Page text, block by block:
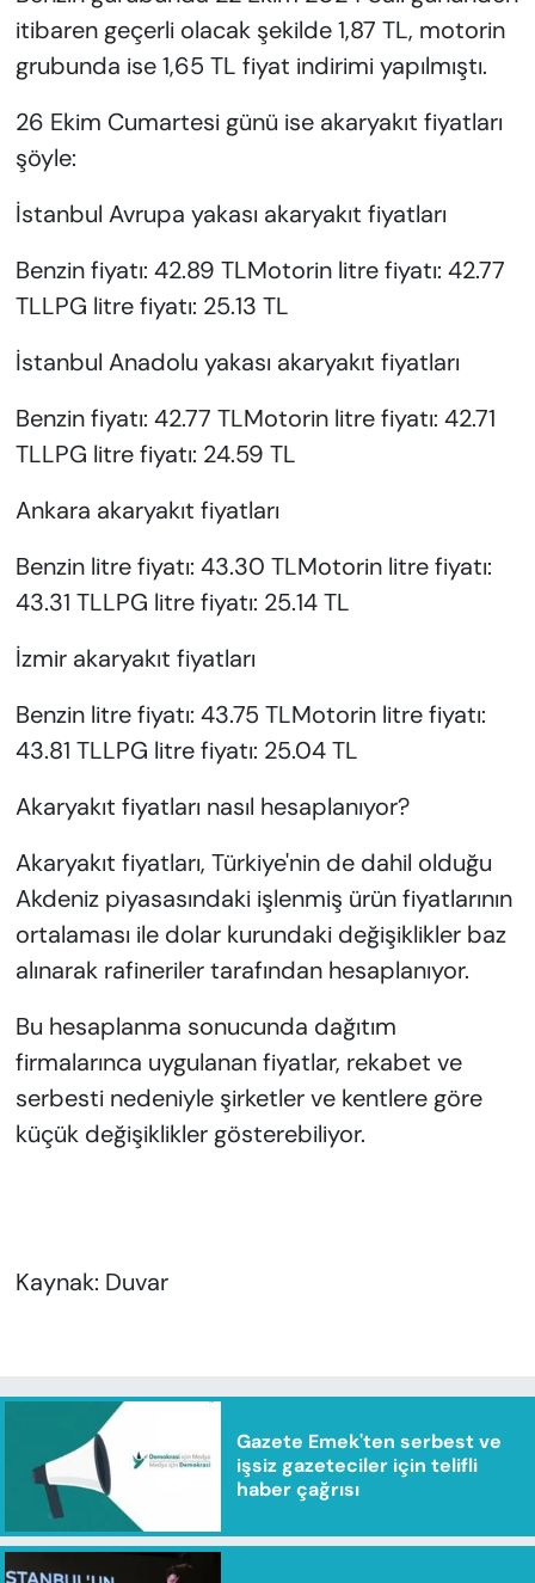
itibaren geçerli olacak şekilde 1,87 TL, motorin
grubunda ise 1,65 TL fiyat indirimi yapılmıştı.
26 Ekim Cumartesi günü ise akaryakıt fiyatları
şöyle:
İstanbul Avrupa yakası akaryakıt fiyatları
Benzin fiyatı: 42.89 TLMotorin litre fiyatı: 42.77
TLLPG litre fiyatı: 25.13 TL
İstanbul Anadolu yakası akaryakıt fiyatları
Benzin fiyatı: 42.77 TLMotorin litre fiyatı: 42.71
TLLPG litre fiyatı: 24.59 TL
Ankara akaryakıt fiyatları
Benzin litre fiyatı: 43.30 TLMotorin litre fiyatı:
43.31 TLLPG litre fiyatı: 25.14 TL
İzmir akaryakıt fiyatları
Benzin litre fiyatı: 43.75 TLMotorin litre fiyatı:
43.81 TLLPG litre fiyatı: 25.04 TL
Akaryakıt fiyatları nasıl hesaplanıyor?
Akaryakıt fiyatları, Türkiye'nin de dahil olduğu
Akdeniz piyasasındaki işlenmiş ürün fiyatlarının
ortalaması ile dolar kurundaki değişiklikler baz
alınarak rafineriler tarafından hesaplanıyor.
Bu hesaplanma sonucunda dağıtım
firmalarınca uygulanan fiyatlar, rekabet ve
serbesti nedeniyle şirketler ve kentlere göre
küçük değişiklikler gösterebiliyor.
Kaynak: Duvar
Gazete Emek'ten serbest ve
işsiz gazeteciler için telifli
haber çağrısı